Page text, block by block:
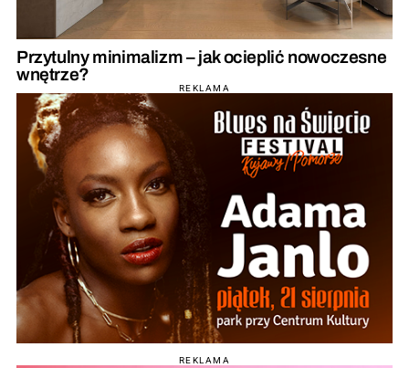
Przytulny minimalizm – jak ocieplić nowoczesne
wnętrze?
REKLAMA
REKLAMA